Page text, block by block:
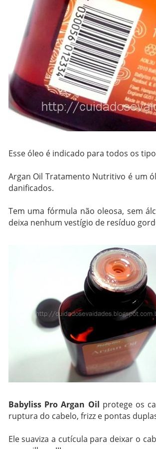
Esse óleo é indicado para todos os
Argan Oil Tratamento Nutritivo é um
danificados.
Tem uma fórmula não oleosa, sem
deixa nenhum vestígio de resíduo
Babyliss Pro Argan Oil protege os
ruptura do cabelo, frizz e pontas
Ele suaviza a cutícula para deixar o